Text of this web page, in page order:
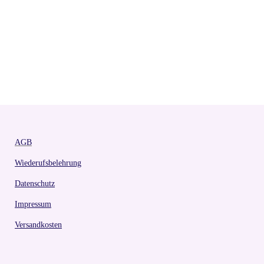
AGB
Wiederufsbelehrung
Datenschutz
Impressum
Versandkosten